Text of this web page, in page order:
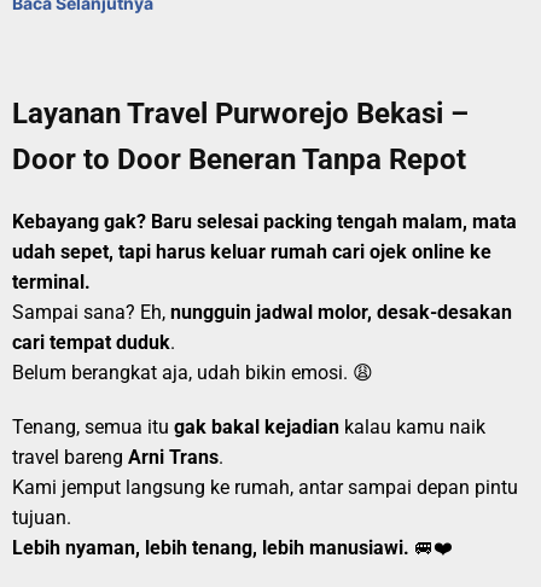
Layanan Travel Purworejo Bekasi –
Door to Door Beneran Tanpa Repot
Kebayang gak? Baru selesai packing tengah malam, mata
udah sepet, tapi harus keluar rumah cari ojek online ke
terminal.
Sampai sana? Eh, nungguin jadwal molor, desak-desakan
cari tempat duduk.
Belum berangkat aja, udah bikin emosi. 😩
Tenang, semua itu gak bakal kejadian kalau kamu naik
travel bareng Arni Trans.
Kami jemput langsung ke rumah, antar sampai depan pintu
tujuan.
Lebih nyaman, lebih tenang, lebih manusiawi. 🚐❤️